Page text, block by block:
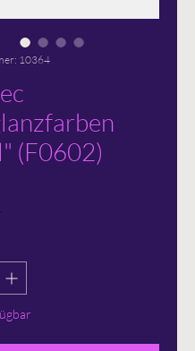
10364
(F0602)